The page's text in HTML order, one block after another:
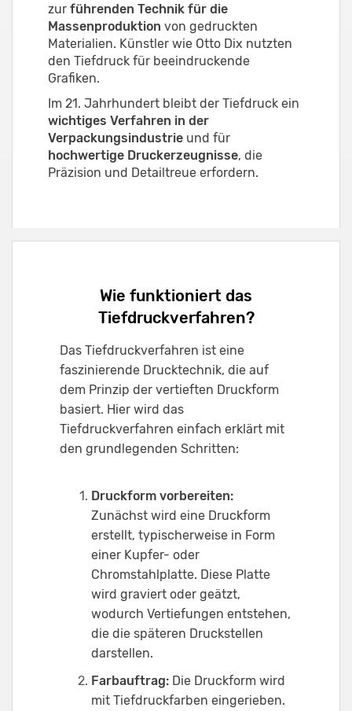
zur führenden Technik für die
Massenproduktion von gedruckten
Materialien. Künstler wie Otto Dix nutzten
den Tiefdruck für beeindruckende
Grafiken.
Im 21. Jahrhundert bleibt der Tiefdruck ein
wichtiges Verfahren in der
Verpackungsindustrie und für
hochwertige Druckerzeugnisse, die
Präzision und Detailtreue erfordern.
Wie funktioniert das
Tiefdruckverfahren?
Das Tiefdruckverfahren ist eine
faszinierende Drucktechnik, die auf
dem Prinzip der vertieften Druckform
basiert. Hier wird das
Tiefdruckverfahren einfach erklärt mit
den grundlegenden Schritten:
Druckform vorbereiten:
Zunächst wird eine Druckform
erstellt, typischerweise in Form
einer Kupfer- oder
Chromstahlplatte. Diese Platte
wird graviert oder geätzt,
wodurch Vertiefungen entstehen,
die die späteren Druckstellen
darstellen.
Farbauftrag: Die Druckform wird
mit Tiefdruckfarben eingerieben.